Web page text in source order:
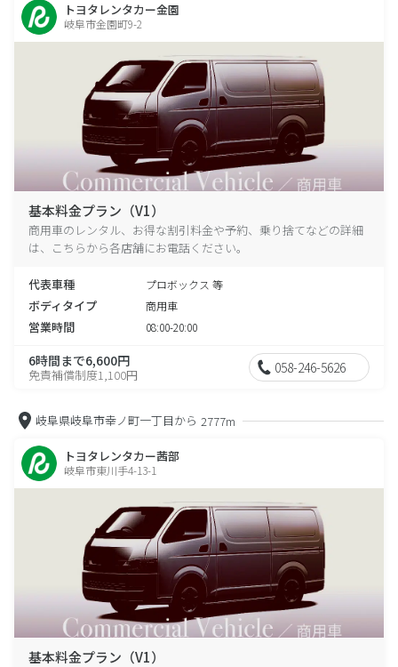
トヨタレンタカー金園
岐阜市金園町9-2
基本料金プラン（V1）
商用車のレンタル、お得な割引料金や予約、乗り捨てなどの詳細
は、こちらから各店舗にお電話ください。
代表車種 プロボックス 等
ボディタイプ 商用車
営業時間 08:00-20:00
6時間まで6,600円
免責補償制度1,100円 058-246-5626
岐阜県岐阜市幸ノ町一丁目から 2777m
トヨタレンタカー茜部
岐阜市東川手4-13-1
基本料金プラン（V1）